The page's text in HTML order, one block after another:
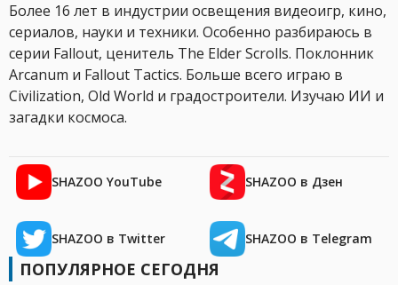
Более 16 лет в индустрии освещения видеоигр, кино,
сериалов, науки и техники. Особенно разбираюсь в
серии Fallout, ценитель The Elder Scrolls. Поклонник
Arcanum и Fallout Tactics. Больше всего играю в
Civilization, Old World и градостроители. Изучаю ИИ и
загадки космоса.
SHAZOO YouTube SHAZOO в Дзен
SHAZOO в Twitter SHAZOO в Telegram
ПОПУЛЯРНОЕ СЕГОДНЯ